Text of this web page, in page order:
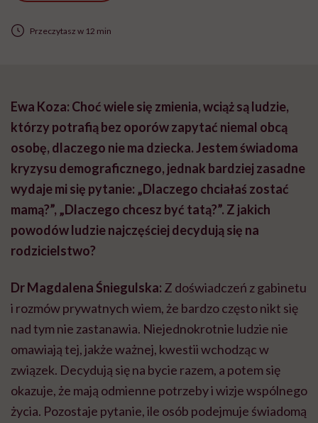
Przeczytasz w 12 min
Ewa Koza: Choć wiele się zmienia, wciąż są ludzie,
którzy potrafią bez oporów zapytać niemal obcą
osobę, dlaczego nie ma dziecka. Jestem świadoma
kryzysu demograficznego, jednak bardziej zasadne
wydaje mi się pytanie: „Dlaczego chciałaś zostać
mamą?”, „Dlaczego chcesz być tatą?”. Z jakich
powodów ludzie najczęściej decydują się na
rodzicielstwo?
Dr Magdalena Śniegulska: Z doświadczeń z gabinetu
i rozmów prywatnych wiem, że bardzo często nikt się
nad tym nie zastanawia. Niejednokrotnie ludzie nie
omawiają tej, jakże ważnej, kwestii wchodząc w
związek. Decydują się na bycie razem, a potem się
okazuje, że mają odmienne potrzeby i wizje wspólnego
życia. Pozostaje pytanie, ile osób podejmuje świadomą